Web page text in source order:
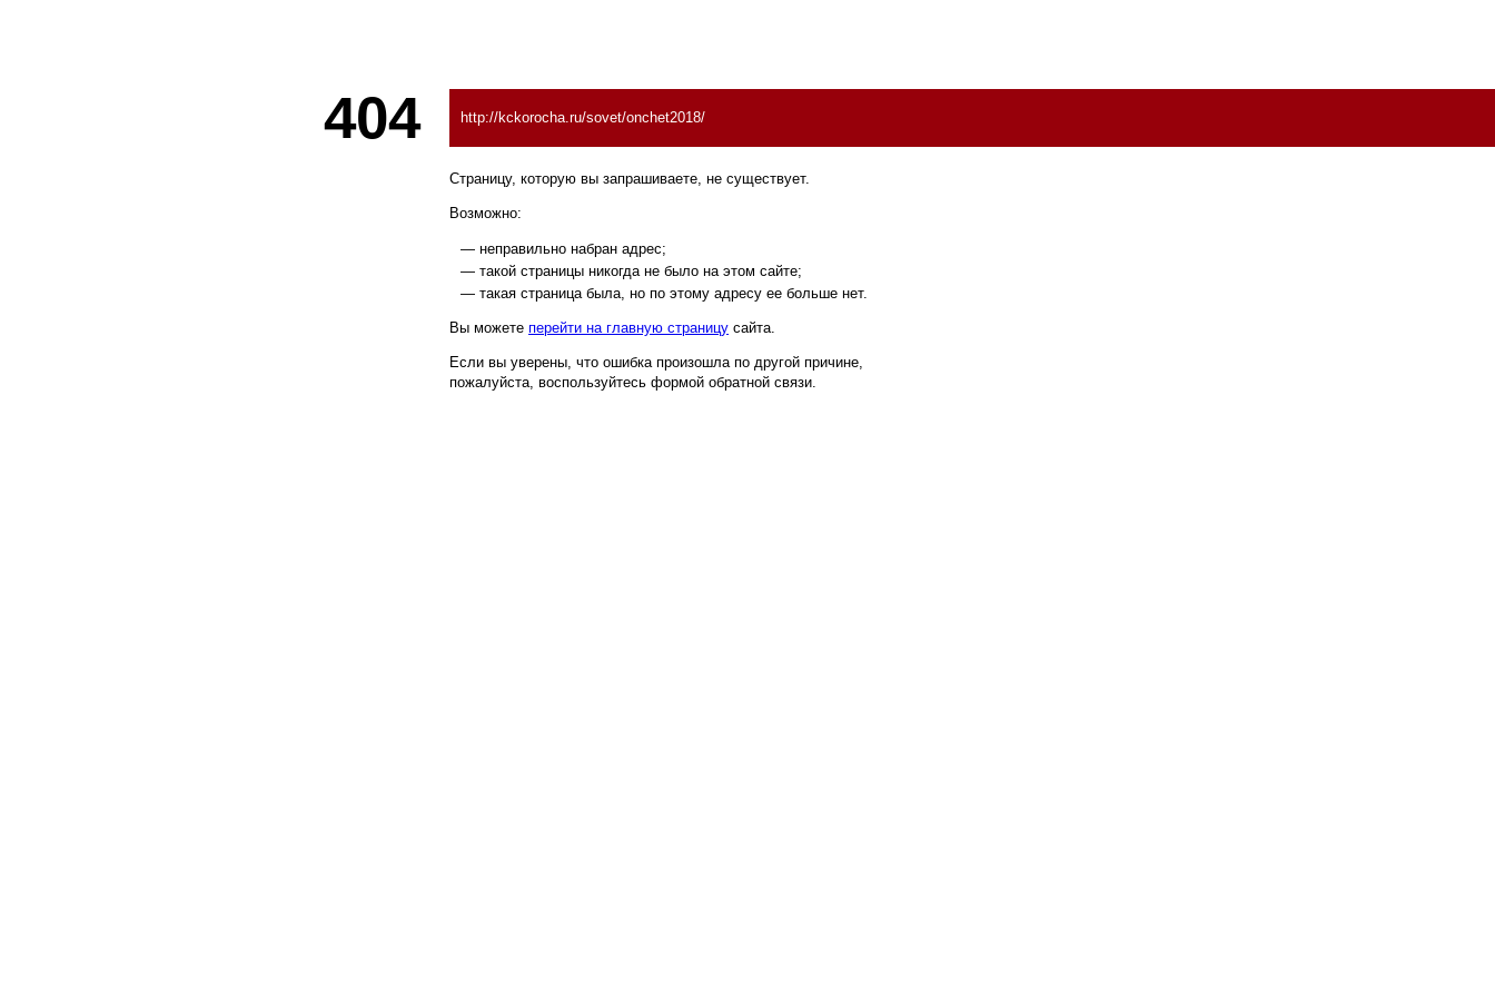
404 http://kckorocha.ru/sovet/onchet2018/
Страницу, которую вы запрашиваете, не существует.
Возможно:
неправильно набран адрес;
такой страницы никогда не было на этом сайте;
такая страница была, но по этому адресу ее больше нет.
Вы можете перейти на главную страницу сайта.
Если вы уверены, что ошибка произошла по другой причине,
пожалуйста, воспользуйтесь формой обратной связи.